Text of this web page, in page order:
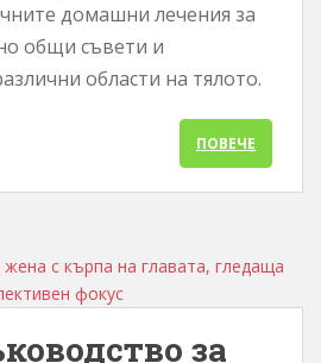
домашни лечения за
общи съвети и
области на тялото.
ПОВЕЧЕ
за